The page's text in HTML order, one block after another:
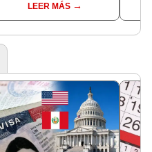
sus notasLEER MÁS